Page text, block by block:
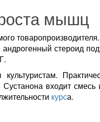
мышц
стероид
входит смесь
курса.